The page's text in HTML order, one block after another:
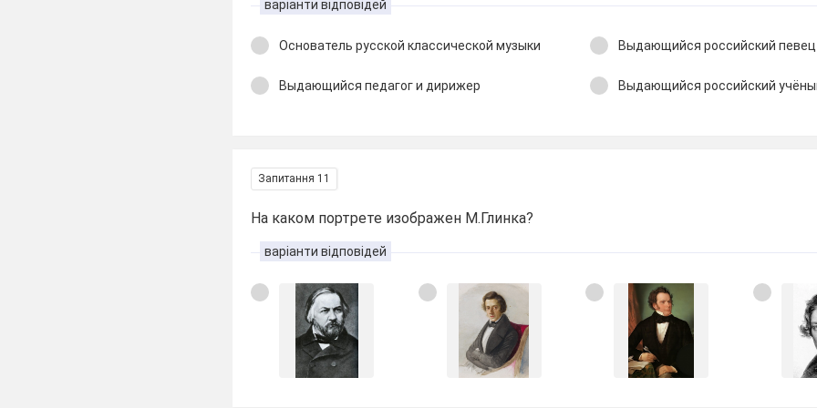
варіанти відповідей
Основатель русской классической музыки Выдающийся российский певец
Выдающийся педагог и дирижер Выдающийся российский
Запитання 11
На каком портрете изображен М.Глинка?
варіанти відповідей